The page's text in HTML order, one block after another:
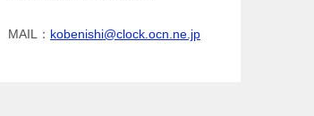
MAIL： kobenishi@clock.ocn.ne.jp